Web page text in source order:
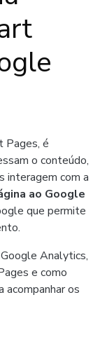
Pages, é
o conteúdo,
interagem com a
ao Google
que permite
Analytics,
e como
acompanhar os